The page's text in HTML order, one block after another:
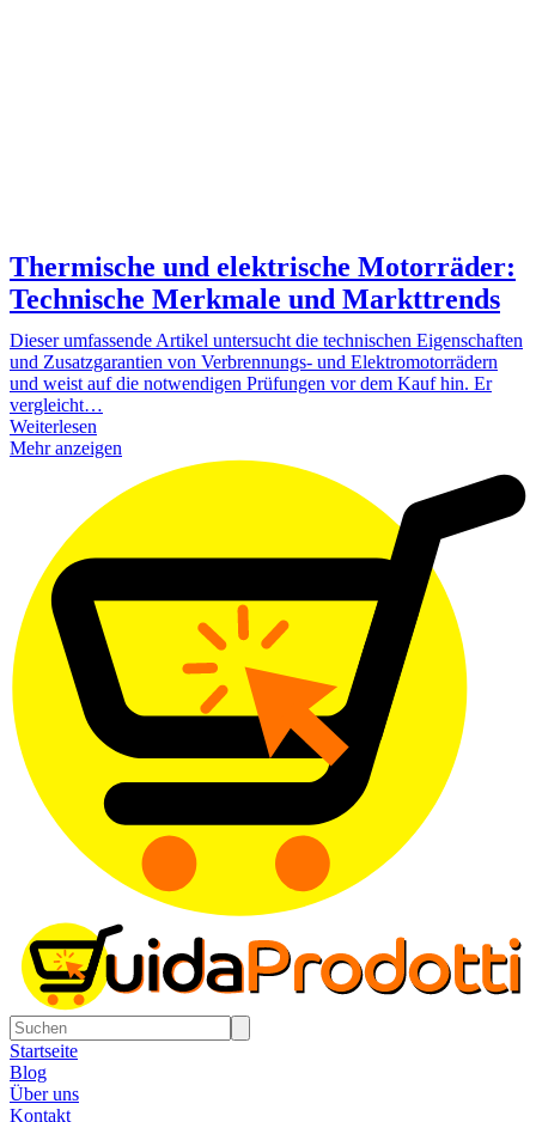
Thermische und elektrische Motorräder:
Technische Merkmale und Markttrends
Dieser umfassende Artikel untersucht die technischen Eigenschaften
und Zusatzgarantien von Verbrennungs- und Elektromotorrädern
und weist auf die notwendigen Prüfungen vor dem Kauf hin. Er
vergleicht…
Weiterlesen
Mehr anzeigen
Startseite
Blog
Über uns
Kontakt